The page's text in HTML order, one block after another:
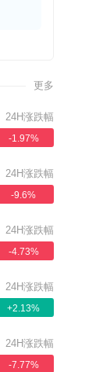
更多
24H涨跌幅
-1.97%
24H涨跌幅
-9.6%
24H涨跌幅
-4.73%
24H涨跌幅
+2.13%
24H涨跌幅
-7.77%